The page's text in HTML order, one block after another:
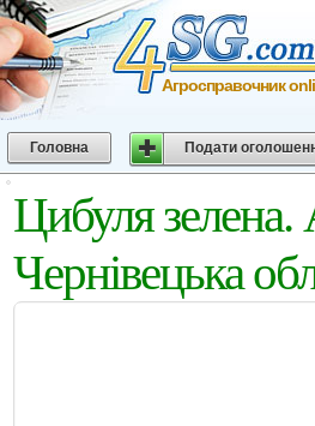
Агросправочник
Головна Подати
Цибуля
Чернівецька